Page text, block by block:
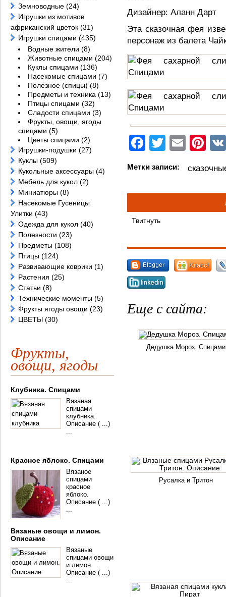
Дизайнер: Аланн Дарт
Эта сказочная фея
персонаж из балета
Facebook
Twitter
Email
Метки записи:
Твитнуть
Еще с сайта:
Дедушка Мороз. Спицами
Русалка и Тритон
Земноводные (24)
Игрушки из мотивов
африканский цветок (31)
Игрушки спицами (435)
Водные жители (8)
Животные спицами (204)
Куклы спицами (136)
Насекомые спицами (7)
Полезное (спицы) (8)
Предметы и техника (13)
Птицы спицами (32)
Сладости спицами (3)
Фрукты, овощи, ягоды
спицами (5)
Цветы спицами (2)
Игрушки-подушки (27)
Куклы (509)
Кукольные аксессуары (4)
Мебель для кукол (2)
Миниатюры (8)
Насекомые Гусеницы
Улитки (43)
Одежда для кукол (40)
Полезности (23)
Предметы (108)
Птицы (124)
Развивающие коврики (1)
Растения (25)
Статьи (8)
Технические моменты (5)
Фрукты ягоды овощи (23)
ЦВЕТЫ (30)
Фрукты,
овощи, ягоды
Клубника. Спицами
Вязаная
спицами
клубника.
Описание ( ...)
...
Красное яблоко. Спицами
Вязаное
спицами
красное
яблоко.
Описание ( ...)
...
Вязаные овощи и лимон.
Описание
Вязаные
спицами овощи
и лимон.
Описание ( ...)
...